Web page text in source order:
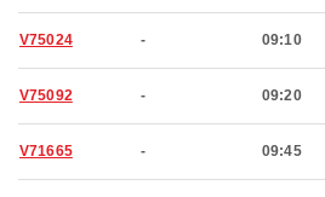
V75024 - 09:10
V75092 - 09:20
V71665 - 09:45